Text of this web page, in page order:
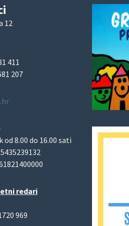
12
411
207
8.00 do 16.00 sati
redari
969